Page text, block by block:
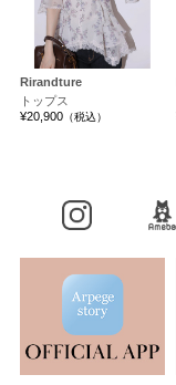
Rirandture
トップス
¥20,900（税込）